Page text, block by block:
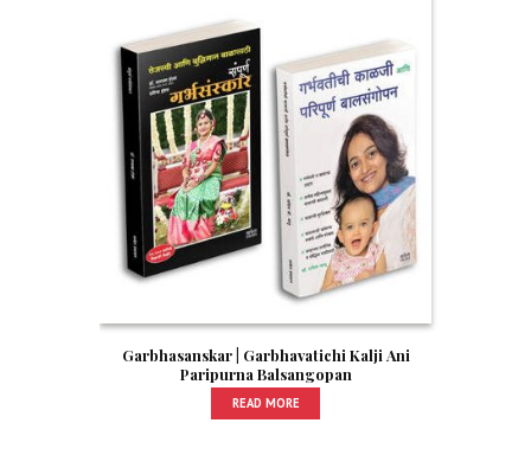
Garbhasanskar | Garbhavatichi Kalji Ani
Paripurna Balsangopan
READ MORE